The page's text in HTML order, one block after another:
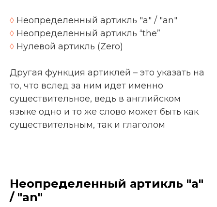
◊ Неопределенный артикль "a" / "an"
◊ Неопределенный артикль “the”
◊ Нулевой артикль (Zero)
Другая функция артиклей – это указать на
то, что вслед за ним идет именно
существительное, ведь в английском
языке одно и то же слово может быть как
существительным, так и глаголом
Неопределенный артикль "a"
/ "an"